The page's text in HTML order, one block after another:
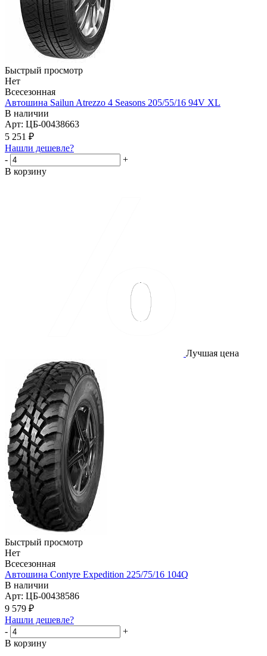
Быстрый просмотр
Нет
Всесезонная
Автошина Sailun Atrezzo 4 Seasons 205/55/16 94V XL
В наличии
Арт: ЦБ-00438663
5 251 ₽
Нашли дешевле?
-
+
В корзину
Лучшая цена
Быстрый просмотр
Нет
Всесезонная
Автошина Contyre Expedition 225/75/16 104Q
В наличии
Арт: ЦБ-00438586
9 579 ₽
Нашли дешевле?
-
+
В корзину